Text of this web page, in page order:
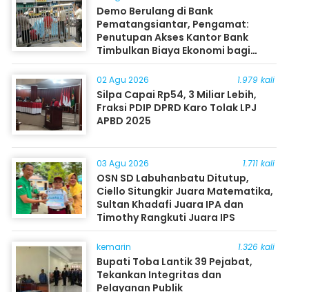
Demo Berulang di Bank
Pematangsiantar, Pengamat:
Penutupan Akses Kantor Bank
Timbulkan Biaya Ekonomi bagi
Masyarakat
02 Agu 2026 1.979 kali
Silpa Capai Rp54, 3 Miliar Lebih,
Fraksi PDIP DPRD Karo Tolak LPJ
APBD 2025
03 Agu 2026 1.711 kali
OSN SD Labuhanbatu Ditutup,
Ciello Situngkir Juara Matematika,
Sultan Khadafi Juara IPA dan
Timothy Rangkuti Juara IPS
kemarin 1.326 kali
Bupati Toba Lantik 39 Pejabat,
Tekankan Integritas dan
Pelayanan Publik